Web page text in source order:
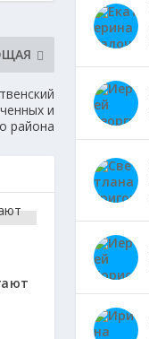
и
района